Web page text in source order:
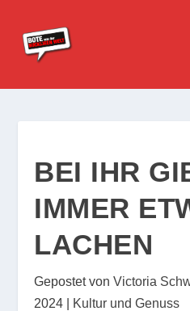
BEI IHR
IMMER
LACHEN
Gepostet vonVictoria
2024
Kultur und Genuss